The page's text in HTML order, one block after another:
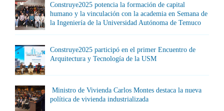
Construye2025 potencia la formación de capital
humano y la vinculación con la academia en Semana de
la Ingeniería de la Universidad Autónoma de Temuco
Construye2025 participó en el primer Encuentro de
Arquitectura y Tecnología de la USM
Ministro de Vivienda Carlos Montes destaca la nueva
política de vivienda industrializada